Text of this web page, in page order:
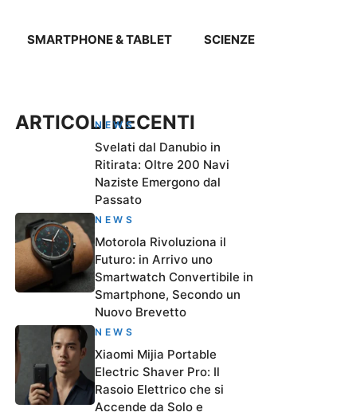
SMARTPHONE & TABLET SCIENZE
ARTICOLI RECENTI
NEWS
Svelati dal Danubio in
Ritirata: Oltre 200 Navi
Naziste Emergono dal
Passato
NEWS
Motorola Rivoluziona il
Futuro: in Arrivo uno
Smartwatch Convertibile in
Smartphone, Secondo un
Nuovo Brevetto
NEWS
Xiaomi Mijia Portable
Electric Shaver Pro: Il
Rasoio Elettrico che si
Accende da Solo e